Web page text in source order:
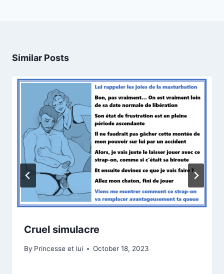
Similar Posts
Cruel simulacre
By Princesse et lui October 18, 2023